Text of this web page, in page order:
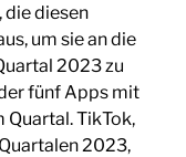
die diesen
um sie an die
2023 zu
fünf Apps mit
TikTok,
2023,